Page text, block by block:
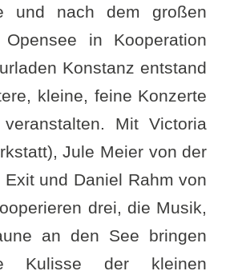
und nach dem großen
in Kooperation
Konstanz entstand
kleine, feine Konzerte
Mit Victoria
Jule Meier von der
Exit und Daniel Rahm von
drei, die Musik,
an den See bringen
Kulisse der kleinen